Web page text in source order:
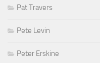
Pat Travers
Pete Levin
Peter Erskine